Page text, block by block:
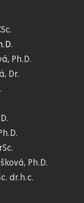
Ph.D.
Dr.
Ph.D.
dr.h.c.